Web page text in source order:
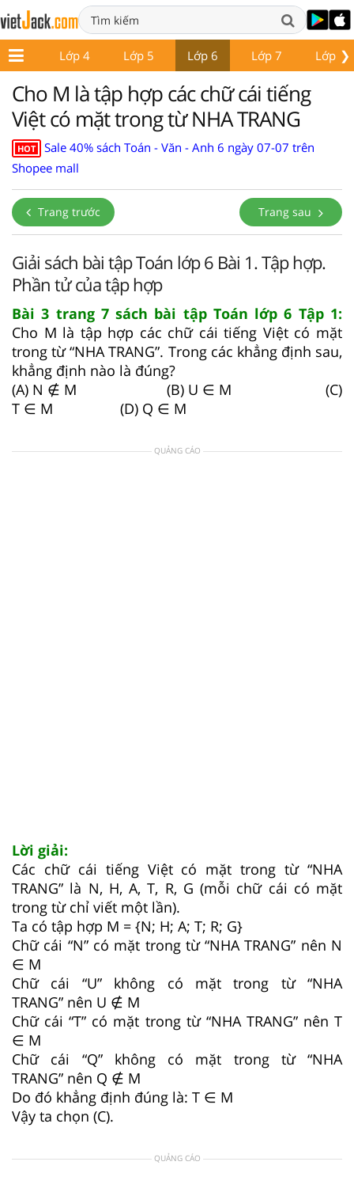
❯
3 Lớp 4 Lớp 5 Lớp 6 Lớp 7 Lớp 8
Cho M là tập hợp các chữ cái tiếng
Việt có mặt trong từ NHA TRANG
HOT
Sale 40% sách Toán - Văn - Anh 6 ngày 07-07 trên
Shopee mall
Trang trước Trang sau
Giải sách bài tập Toán lớp 6 Bài 1. Tập hợp.
Phần tử của tập hợp
Bài 3 trang 7 sách bài tập Toán lớp 6 Tập 1:
Cho M là tập hợp các chữ cái tiếng Việt có mặt
trong từ “NHA TRANG”. Trong các khẳng định sau,
khẳng định nào là đúng?
(A) N ∉ M (B) U ∈ M
(C)
T ∈ M (D) Q ∈ M
QUẢNG CÁO
Lời giải:
Các chữ cái tiếng Việt có mặt trong từ“NHA
TRANG” là N, H, A, T, R, G (mỗi chữ cái có mặt
trong từ chỉ viết một lần).
Ta có tập hợp M = {N; H; A; T; R; G}
Chữ cái “N” có mặt trong từ“NHA TRANG” nên N
∈ M
Chữ cái “U” không có mặt trong từ “NHA
TRANG” nên U ∉ M
Chữ cái “T” có mặt trong từ “NHA TRANG”nênT
∈ M
Chữ cái “Q” không có mặt trong từ “NHA
TRANG” nên Q ∉ M
Do đó khẳng định đúng là: T ∈ M
Vậy ta chọn (C).
QUẢNG CÁO